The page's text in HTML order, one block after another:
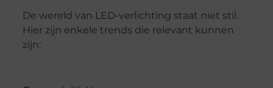
De wereld van LED-verlichting staat niet stil.
Hier zijn enkele trends die relevant kunnen
zijn: